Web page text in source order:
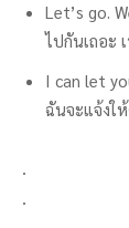
Let’s go.
ไปกันเถอะ
I can let
ฉันจะแจ้งใ
.
.